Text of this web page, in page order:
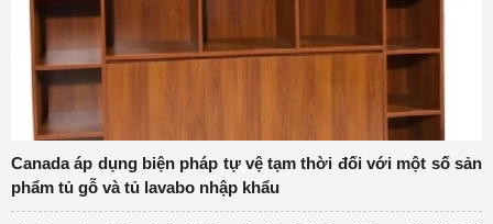
Canada áp dụng biện pháp tự vệ tạm thời đối với một số sản
phẩm tủ gỗ và tủ lavabo nhập khẩu